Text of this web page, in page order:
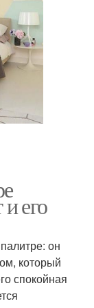
его
он
который
спокойная